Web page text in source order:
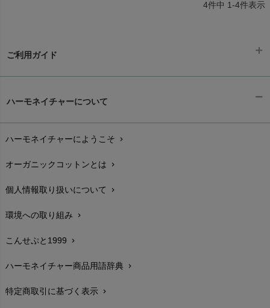
4件中 1-4件表示
ご利用ガイド
配送と送料chevron_right
在庫状況と発送予定chevron_right
サイズ・寸法chevron_right
生地・素材chevron_right
お手入れについて
レビューを書こうchevron_right
返品交換chevron_right
ハーモネイチャーについて
ハーモネイチャーにようこそ chevron_right
オーガニックコットンとは chevron_right
個人情報取り扱いについて chevron_right
環境への取り組み chevron_right
こんせぷと1999 chevron_right
ハーモネイチャー商品用語辞典 chevron_right
特定商取引に基づく表示 chevron_right